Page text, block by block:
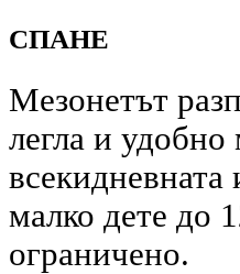
СПАНЕ
Мезонетът
легла и
всекидневната
малко дете до
ограничено.